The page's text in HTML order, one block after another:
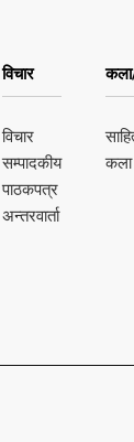
विचार
विचार
सम्पादकीय
पाठकपत्र
अन्तरवार्ता
कला